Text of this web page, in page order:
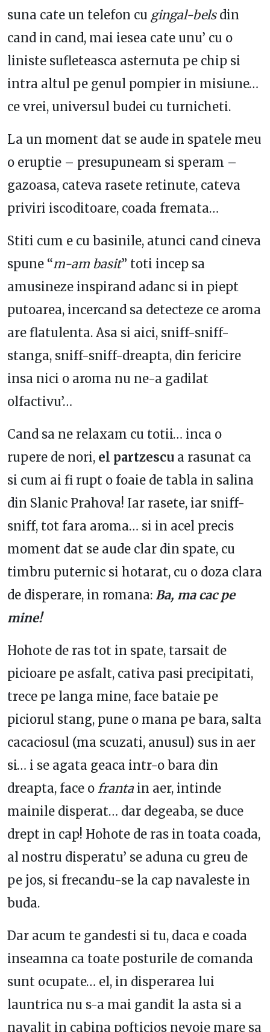
suna cate un telefon cu gingal-belsdin
cand in cand, mai iesea cate unu’ cu o
liniste sufleteasca asternuta pe chip si
intra altul pe genul pompier in misiune…
ce vrei, universul budei cu turnicheti.
La un moment dat se aude in spatele meu
o eruptie – presupuneam si speram –
gazoasa, cateva rasete retinute, cateva
priviri iscoditoare, coada fremata…
Stiti cum e cu basinile, atunci cand cineva
spune “m-am basit” toti incep sa
amusineze inspirand adanc si in piept
putoarea, incercand sa detecteze ce aroma
are flatulenta. Asa si aici, sniff-sniff-
stanga, sniff-sniff-dreapta, din fericire
insa nici o aroma nu ne-a gadilat
olfactivu’…
Cand sa ne relaxam cu totii… inca o
rupere de nori, el partzescu a rasunat ca
si cum ai fi rupt o foaie de tabla in salina
din Slanic Prahova! Iar rasete, iar sniff-
sniff, tot fara aroma… si in acel precis
moment dat se aude clar din spate, cu
timbru puternic si hotarat, cu o doza clara
de disperare, in romana: Ba, ma cac pe
mine!
Hohote de ras tot in spate, tarsait de
picioare pe asfalt, cativa pasi precipitati,
trece pe langa mine, face bataie pe
piciorul stang, pune o mana pe bara, salta
cacaciosul (ma scuzati, anusul) sus in aer
si… i se agata geaca intr-o bara din
dreapta, face o frantain aer, intinde
mainile disperat… dar degeaba, se duce
drept in cap! Hohote de ras in toata coada,
al nostru disperatu’ se aduna cu greu de
pe jos, si frecandu-se la cap navaleste in
buda.
Dar acum te gandesti si tu, daca e coada
inseamna ca toate posturile de comanda
sunt ocupate… el, in disperarea lui
launtrica nu s-a mai gandit la asta si a
navalit in cabina pofticios nevoie mare sa